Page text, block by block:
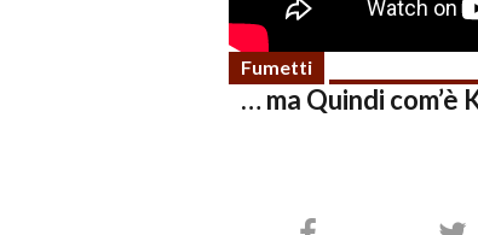
Fumetti
… ma Quindi com’è